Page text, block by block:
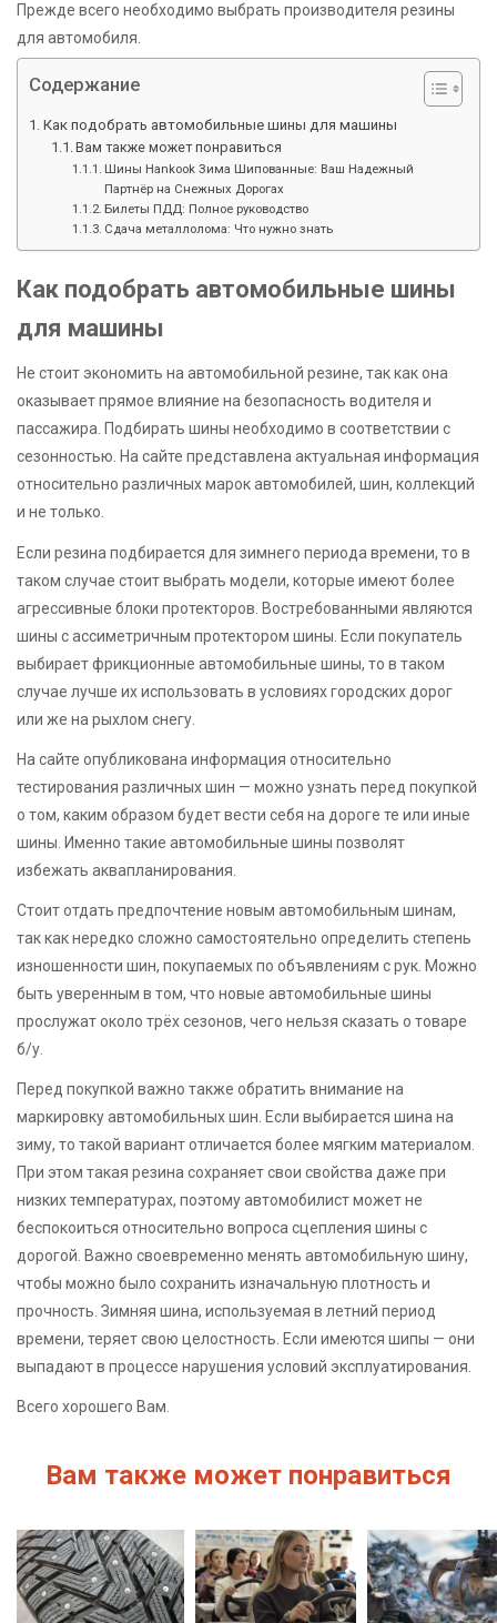
Прежде всего необходимо выбрать производителя резины
для автомобиля.
Содержание
Как подобрать автомобильные шины для машины
Вам также может понравиться
Шины Hankook Зима Шипованные: Ваш Надежный
Партнёр на Снежных Дорогах
Билеты ПДД: Полное руководство
Сдача металлолома: Что нужно знать
Как подобрать автомобильные шины
для машины
Не стоит экономить на автомобильной резине, так как она
оказывает прямое влияние на безопасность водителя и
пассажира. Подбирать шины необходимо в соответствии с
сезонностью. На сайте представлена актуальная информация
относительно различных марок автомобилей, шин, коллекций
и не только.
Если резина подбирается для зимнего периода времени, то в
таком случае стоит выбрать модели, которые имеют более
агрессивные блоки протекторов. Востребованными являются
шины с ассиметричным протектором шины. Если покупатель
выбирает фрикционные автомобильные шины, то в таком
случае лучше их использовать в условиях городских дорог
или же на рыхлом снегу.
На сайте опубликована информация относительно
тестирования различных шин — можно узнать перед покупкой
о том, каким образом будет вести себя на дороге те или иные
шины. Именно такие автомобильные шины позволят
избежать аквапланирования.
Стоит отдать предпочтение новым автомобильным шинам,
так как нередко сложно самостоятельно определить степень
изношенности шин, покупаемых по объявлениям с рук. Можно
быть уверенным в том, что новые автомобильные шины
прослужат около трёх сезонов, чего нельзя сказать о товаре
б/у.
Перед покупкой важно также обратить внимание на
маркировку автомобильных шин. Если выбирается шина на
зиму, то такой вариант отличается более мягким материалом.
При этом такая резина сохраняет свои свойства даже при
низких температурах, поэтому автомобилист может не
беспокоиться относительно вопроса сцепления шины с
дорогой. Важно своевременно менять автомобильную шину,
чтобы можно было сохранить изначальную плотность и
прочность. Зимняя шина, используемая в летний период
времени, теряет свою целостность. Если имеются шипы — они
выпадают в процессе нарушения условий эксплуатирования.
Всего хорошего Вам.
Вам также может понравиться